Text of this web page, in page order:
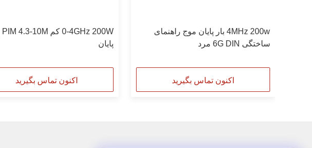
4MHz 200w بار پایان موج راهنمای
ساختگی 6G DIN مرد
اکنون تماس بگیرید
پایان
اکنون تماس بگیرید